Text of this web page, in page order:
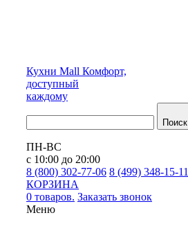
Кухни Mall Комфорт,
доступный
каждому
Поиск
ПН-ВС
с 10:00 до 20:00
8 (800) 302-77-06 8 (499) 348-15-11
КОРЗИНА
0 товаров. Заказать звонок
Меню